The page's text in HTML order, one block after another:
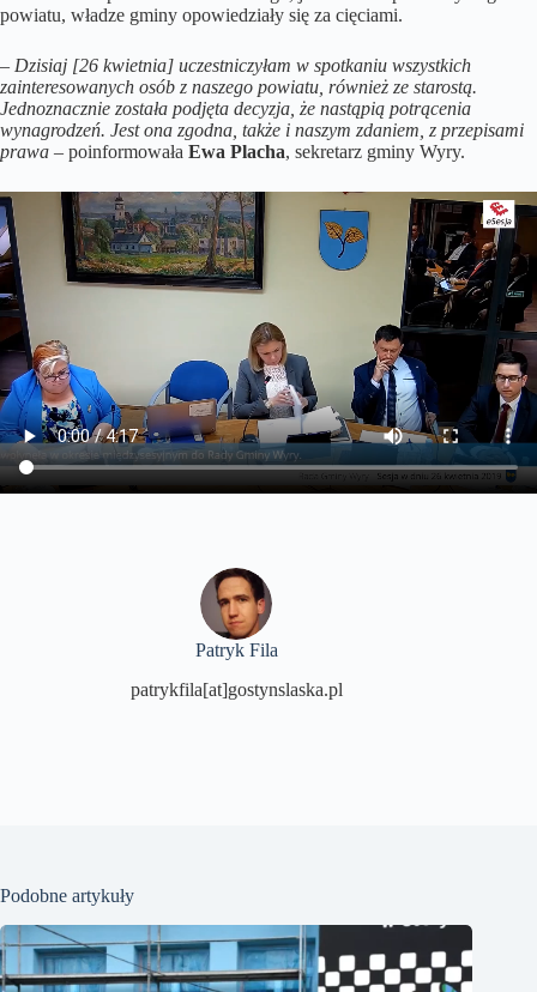
powiatu, władze gminy opowiedziały się za cięciami.
– Dzisiaj [26 kwietnia] uczestniczyłam w spotkaniu wszystkich
zainteresowanych osób z naszego powiatu, również ze starostą.
Jednoznacznie została podjęta decyzja, że nastąpią potrącenia
wynagrodzeń. Jest ona zgodna, także i naszym zdaniem, z przepisami
prawa – poinformowała Ewa Placha, sekretarz gminy Wyry.
Patryk Fila
patrykfila[at]gostynslaska.pl
Podobne artykuły